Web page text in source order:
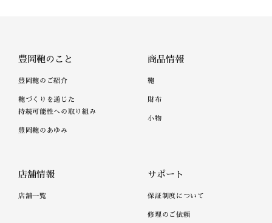
豊岡鞄のこと
豊岡鞄のご紹介
鞄づくりを通じた
持続可能性への取り組み
豊岡鞄のあゆみ
商品情報
鞄
財布
小物
店舗情報
店舗一覧
サポート
保証制度について
修理のご依頼